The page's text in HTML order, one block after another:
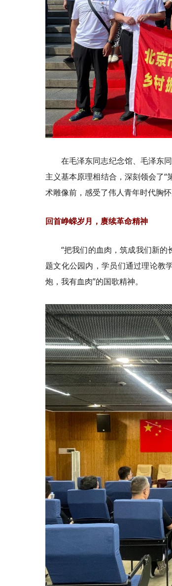
在毛泽东同志纪念馆、毛泽东
主义基本原理相结合，深刻领会了
术雕像前，感受了伟人青年时代胸
回首峥嵘岁月，赓续革命精神
“把我们的血肉，筑成我们新
题文化公园内，学员们通过理论教
炮，我有血肉”的国歌精神。